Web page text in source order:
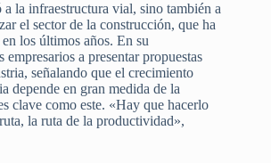
la infraestructura vial, sino también a
el sector de la construcción, que ha
los últimos años. En su
a presentar propuestas
señalando que el crecimiento
depende en gran medida de la
clave como este. «Hay que hacerlo
la ruta de la productividad»,